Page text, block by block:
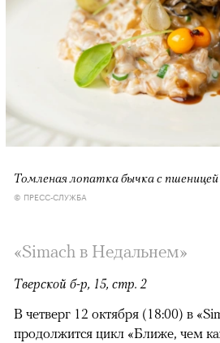
Томленая лопатка бычка с
© ПРЕСС-СЛУЖБА
«Simach в Недальнем»
Тверской б-р, 15, стр. 2
В четверг 12 октября (18:00) в
продолжится цикл «Ближе, чем